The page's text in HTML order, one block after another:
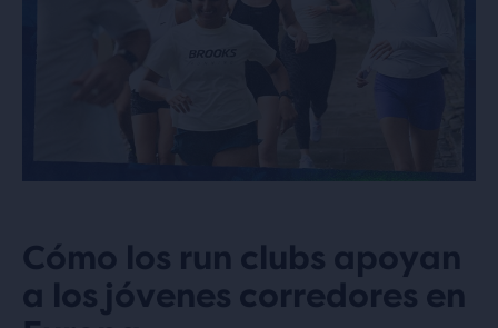
Cómo los run clubs apoyan
a los jóvenes corredores en